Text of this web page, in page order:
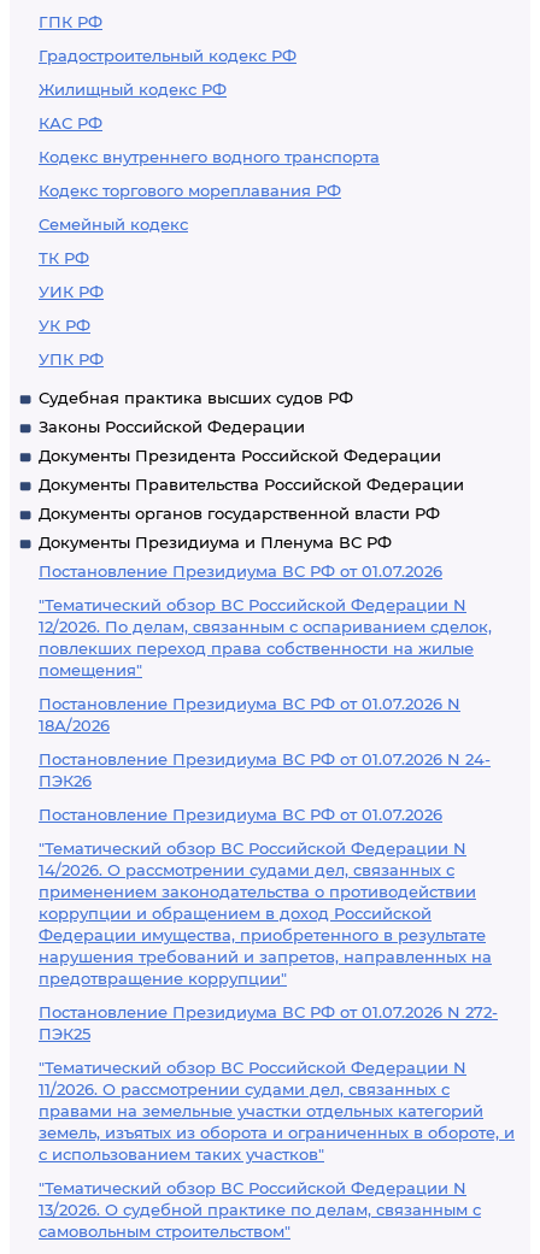
ГПК РФ
Градостроительный кодекс РФ
Жилищный кодекс РФ
КАС РФ
Кодекс внутреннего водного транспорта
Кодекс торгового мореплавания РФ
Семейный кодекс
ТК РФ
УИК РФ
УК РФ
УПК РФ
Судебная практика высших судов РФ
Законы Российской Федерации
Документы Президента Российской Федерации
Документы Правительства Российской Федерации
Документы органов государственной власти РФ
Документы Президиума и Пленума ВС РФ
Постановление Президиума ВС РФ от 01.07.2026
"Тематический обзор ВС Российской Федерации N
12/2026. По делам, связанным с оспариванием сделок,
повлекших переход права собственности на жилые
помещения"
Постановление Президиума ВС РФ от 01.07.2026 N
18А/2026
Постановление Президиума ВС РФ от 01.07.2026 N 24-
ПЭК26
Постановление Президиума ВС РФ от 01.07.2026
"Тематический обзор ВС Российской Федерации N
14/2026. О рассмотрении судами дел, связанных с
применением законодательства о противодействии
коррупции и обращением в доход Российской
Федерации имущества, приобретенного в результате
нарушения требований и запретов, направленных на
предотвращение коррупции"
Постановление Президиума ВС РФ от 01.07.2026 N 272-
ПЭК25
"Тематический обзор ВС Российской Федерации N
11/2026. О рассмотрении судами дел, связанных с
правами на земельные участки отдельных категорий
земель, изъятых из оборота и ограниченных в обороте, и
с использованием таких участков"
"Тематический обзор ВС Российской Федерации N
13/2026. О судебной практике по делам, связанным с
самовольным строительством"